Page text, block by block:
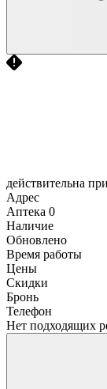
действительна
Адрес
Аптека 0
Наличие
Обновлено
Время работы
Цены
Скидки
Бронь
Телефон
Нет подходящих